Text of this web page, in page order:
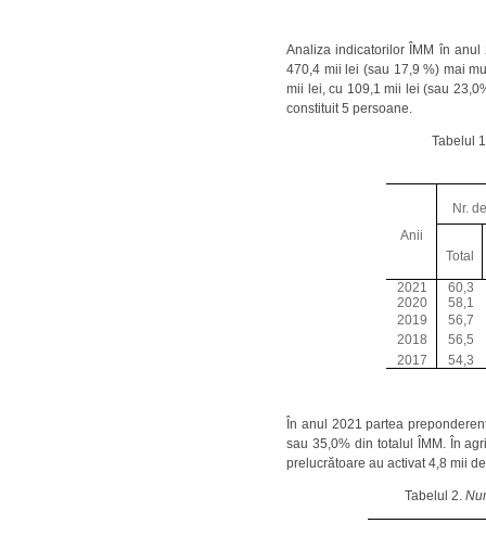
Analiza indicatorilor ÎMM în
470,4 mii lei (sau 17,9 %) mai
mii lei, cu 109,1 mii lei (sau
constituit 5 persoane.
Tabelul
Anii
Nr.
Total
2021
60,3
2020
58,1
2019
56,7
2018
56,5
2017 54,3
În anul 2021 partea
sau 35,0% din totalul ÎMM. În
prelucrătoare au activat 4,8 mii
Tabelul 2.